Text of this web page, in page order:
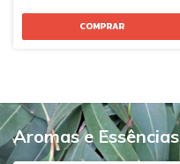
Aromas e Essências